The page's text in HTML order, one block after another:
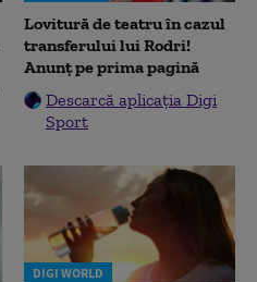
Lovitură de teatru în cazul
transferului lui Rodri!
Anunț pe prima pagină
Descarcă aplicația Digi
Sport
DIGI WORLD